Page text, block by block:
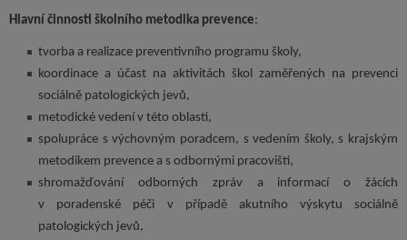
Hlavní činnosti školního metodika prevence:
tvorba a realizace preventivního programu školy,
koordinace a účast na aktivitách škol zaměřených na prevenci
sociálně patologických jevů,
metodické vedení v této oblasti,
spolupráce s výchovným poradcem, s vedením školy, s krajským
metodikem prevence a s odbornými pracovišti,
shromažďování odborných zpráv a informací o žácích
v poradenské péči v případě akutního výskytu sociálně
patologických jevů,